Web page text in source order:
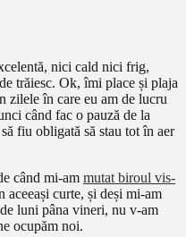
nici cald nici frig,
trăiesc. Ok, îmi place și plaja
zilele în care eu am de lucru
când fac o pauză de la
fiu obligată să stau tot în aer
când mi-am mutat biroul vis-
aceeași curte, și deși mi-am
luni pâna vineri, nu v-am
ocupăm noi.